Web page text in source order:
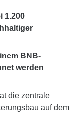
1.200
BNB-
werden
die zentrale
auf dem